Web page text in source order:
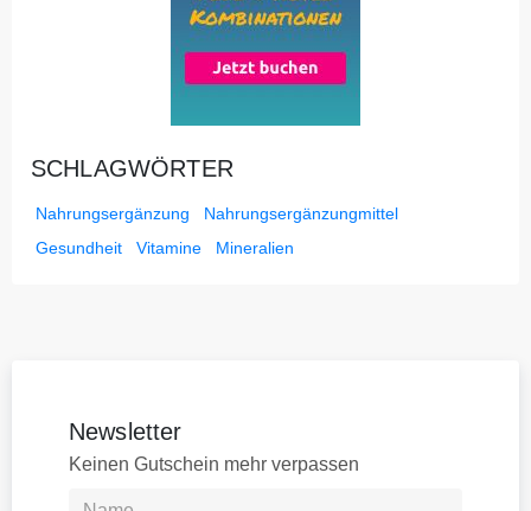
SCHLAGWÖRTER
Nahrungsergänzung
Nahrungsergänzungmittel
Gesundheit
Vitamine Mineralien
Newsletter
Keinen Gutschein mehr verpassen